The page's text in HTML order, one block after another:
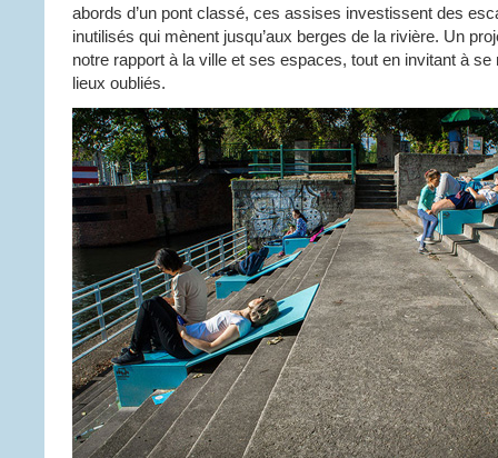
abords d’un pont classé, ces assises investissent des
inutilisés qui mènent jusqu’aux berges de la rivière. Un
notre rapport à la ville et ses espaces, tout en invitant à se
lieux oubliés.